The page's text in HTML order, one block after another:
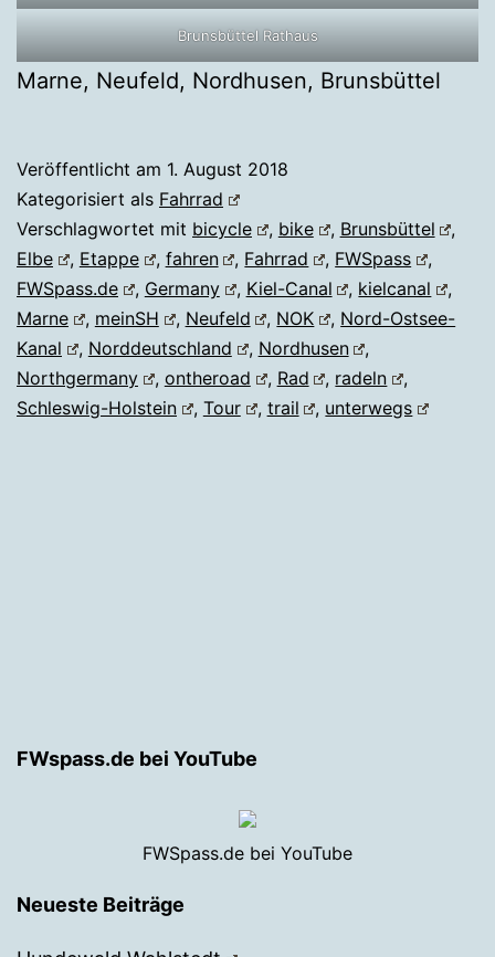
Brunsbüttel Rathaus
Marne, Neufeld, Nordhusen, Brunsbüttel
Veröffentlicht am 1. August 2018
Kategorisiert als Fahrrad
Verschlagwortet mit bicycle , bike , Brunsbüttel
,
Elbe
, Etappe , fahren , Fahrrad , FWSpass
,
FWSpass.de
, Germany , Kiel-Canal , kielcanal
,
Marne
, meinSH , Neufeld , NOK , Nord-Ostsee-
Kanal
, Norddeutschland , Nordhusen
,
Northgermany
, ontheroad , Rad , radeln
,
Schleswig-Holstein
, Tour , trail , unterwegs
FWspass.de bei YouTube
FWSpass.de bei YouTube
Neueste Beiträge